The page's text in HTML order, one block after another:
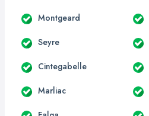
Montgeard
Seyre
Cintegabelle
Marliac